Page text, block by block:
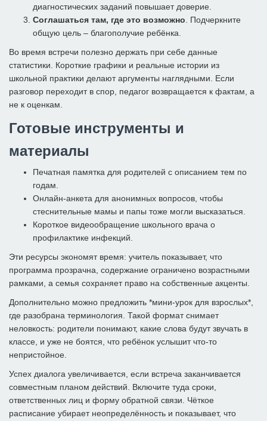
диагностических заданий повышает доверие.
Соглашаться там, где это возможно . Подчеркните
общую цель – благополучие ребёнка.
Во время встречи полезно держать при себе данные
статистики. Короткие графики и реальные истории из
школьной практики делают аргументы наглядными. Если
разговор переходит в спор, педагог возвращается к фактам, а
не к оценкам.
Готовые инструменты и
материалы
Печатная памятка для родителей с описанием тем по
годам.
Онлайн-анкета для анонимных вопросов, чтобы
стеснительные мамы и папы тоже могли высказаться.
Короткое видеообращение школьного врача о
профилактике инфекций.
Эти ресурсы экономят время: учитель показывает, что
программа прозрачна, содержание ограничено возрастными
рамками, а семья сохраняет право на собственные акценты.
Дополнительно можно предложить *мини-урок для взрослых*,
где разобрана терминология. Такой формат снимает
неловкость: родители понимают, какие слова будут звучать в
классе, и уже не боятся, что ребёнок услышит что-то
непристойное.
Успех диалога увеличивается, если встреча заканчивается
совместным планом действий. Включите туда сроки,
ответственных лиц и форму обратной связи. Чёткое
расписание убирает неопределённость и показывает, что